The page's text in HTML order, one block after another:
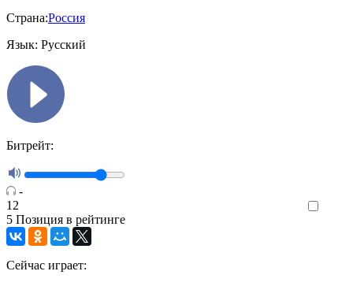
Страна:Россия
Язык: Русский
Битрейт:
-
12
5 Позиция в рейтинге
Сейчас играет: